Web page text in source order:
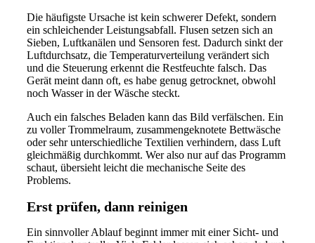
Die häufigste Ursache ist kein schwerer Defekt, sondern
ein schleichender Leistungsabfall. Flusen setzen sich an
Sieben, Luftkanälen und Sensoren fest. Dadurch sinkt der
Luftdurchsatz, die Temperaturverteilung verändert sich
und die Steuerung erkennt die Restfeuchte falsch. Das
Gerät meint dann oft, es habe genug getrocknet, obwohl
noch Wasser in der Wäsche steckt.
Auch ein falsches Beladen kann das Bild verfälschen. Ein
zu voller Trommelraum, zusammengeknotete Bettwäsche
oder sehr unterschiedliche Textilien verhindern, dass Luft
gleichmäßig durchkommt. Wer also nur auf das Programm
schaut, übersieht leicht die mechanische Seite des
Problems.
Erst prüfen, dann reinigen
Ein sinnvoller Ablauf beginnt immer mit einer Sicht- und